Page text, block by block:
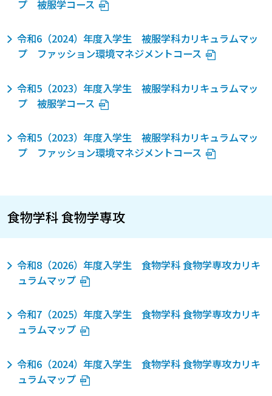
プ 被服学コース
令和6（2024）年度入学生 被服学科カリキュラムマッ
プ ファッション環境マネジメントコース
令和5（2023）年度入学生 被服学科カリキュラムマッ
プ 被服学コース
令和5（2023）年度入学生 被服学科カリキュラムマッ
プ ファッション環境マネジメントコース
食物学科 食物学専攻
令和8（2026）年度入学生 食物学科 食物学専攻カリキ
ュラムマップ
令和7（2025）年度入学生 食物学科 食物学専攻カリキ
ュラムマップ
令和6（2024）年度入学生 食物学科 食物学専攻カリキ
ュラムマップ